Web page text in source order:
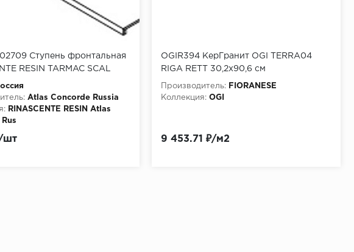
Ступень фронтальная
RESIN TARMAC SCAL
см
Atlas Concorde Russia
RINASCENTE RESIN Atlas
шт
OGIR394 КерГранит OGI TERRA04
RIGA RETT 30,2x90,6 см
Производитель:
FIORANESE
Коллекция: OGI
9 453.71 ₽/м2